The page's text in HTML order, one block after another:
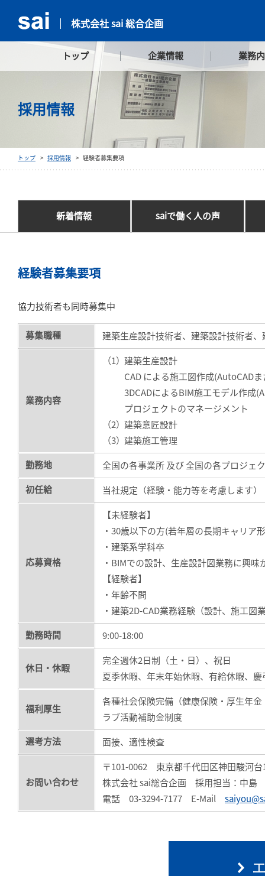
株式会社 sai 総合企画
トップ 企業情報 業務
採用情報
トップ 採用情報 経験者募集要項
新着情報 saiで働く人の声
経験者募集要項
協力技術者も同時募集中
募集職種 建築生産設計技術者、建築設計技術者
業務内容
（1） 建築生産設計
CAD による施工図作成(AutoCAD
3DCADによるBIM施工モデル作成
プロジェクトのマネージメント
（2） 建築意匠設計
（3） 建築施工管理
勤務地 全国の各事業所 及び 全国の各プロジェ
初任給 当社規定（経験・能力等を考慮します）
応募資格
【未経験者】
・30歳以下の方(若年層の長期キャリア
・建築系学科卒
・BIMでの設計、生産設計図業務に興味
【経験者】
・年齢不問
・建築2D-CAD業務経験（設計、施工図
勤務時間 9:00-18:00
休日・休暇
完全週休2日制（土・日）、祝日
夏季休暇、年末年始休暇、有給休暇、
福利厚生
各種社会保険完備（健康保険・厚生年
ラブ活動補助金制度
選考方法 面接、適性検査
お問い合わせ
〒101-0062 東京都千代田区神田駿河台
株式会社 sai総合企画 採用担当：中島
電話 03-3294-7177 E-Mail